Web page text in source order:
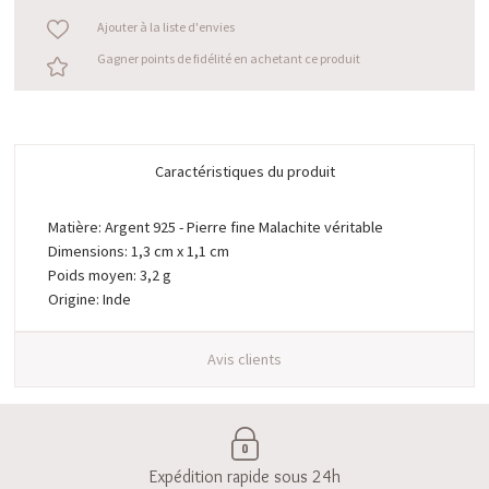
Ajouter à la liste d'envies
Gagner points de fidélité en achetant ce produit
Caractéristiques du produit
Matière: Argent 925 - Pierre fine Malachite véritable
Dimensions: 1,3 cm x 1,1 cm
Poids moyen: 3,2 g
Origine: Inde
Avis clients
Expédition rapide sous 24h